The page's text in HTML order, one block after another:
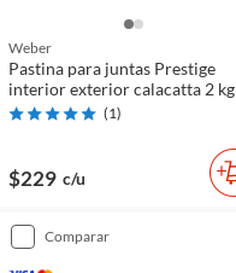
Weber
Pastina para juntas Prestige
interior exterior calacatta 2 kg
(1)
$229 c/u
comparar